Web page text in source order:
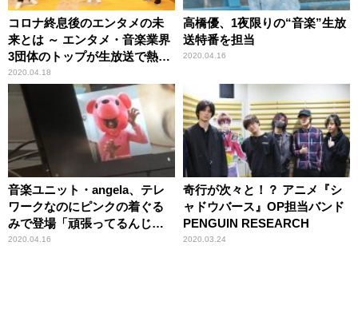
コロナ終息後のエンタメの未
来とは ～ エンタメ・音楽業界
3団体のトップが生放送で熱く
語った3時間
2020.04.18
高橋優、1夜限りの“音楽”生放
送特番を担当
2020.04.16
音楽ユニット・angela、テレ
ワークなのにピンクの着ぐる
みで登場「頑張ってるんじゃ
ないんです」
2020.04.16
奇行が次々と！？ アニメ『シ
ャドウバース』OP担当バンド
PENGUIN RESEARCH
2020.03.24